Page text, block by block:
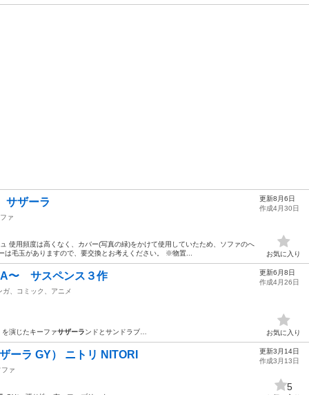
ザーラ
ァ
使用頻度は高くなく、カバー(写真の緑)をかけて使用していたため、ソファのへ
は毛玉がありますので、要交換とお考えください。 ※物置...
更新8月6日
作成4月30日
お気に入り
〜 サスペンス３作
ガ、コミック、アニメ
演じたキーファサザーランドとサンドラブ…
更新6月8日
作成4月26日
お気に入り
ーラ GY） ニトリ NITORI
ファ
更新3月14日
作成3月13日
5